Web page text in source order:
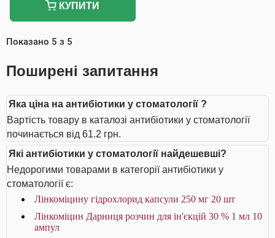
КУПИТИ
Показано 5 з 5
Поширені запитання
Яка ціна на антибіотики у стоматології ?
Вартість товару в каталозі антибіотики у стоматології
починається від 61.2 грн.
Які антибіотики у стоматології найдешевші?
Недорогими товарами в категорії антибіотики у
стоматології є:
Лінкоміцину гідрохлорид капсули 250 мг 20 шт
Лінкоміцин Дарниця розчин для ін'єкцій 30 % 1 мл 10
ампул